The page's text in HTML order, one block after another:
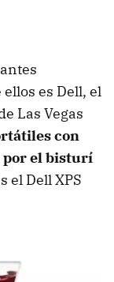
es Dell, el
Las Vegas
con
por el bisturí
el Dell XPS